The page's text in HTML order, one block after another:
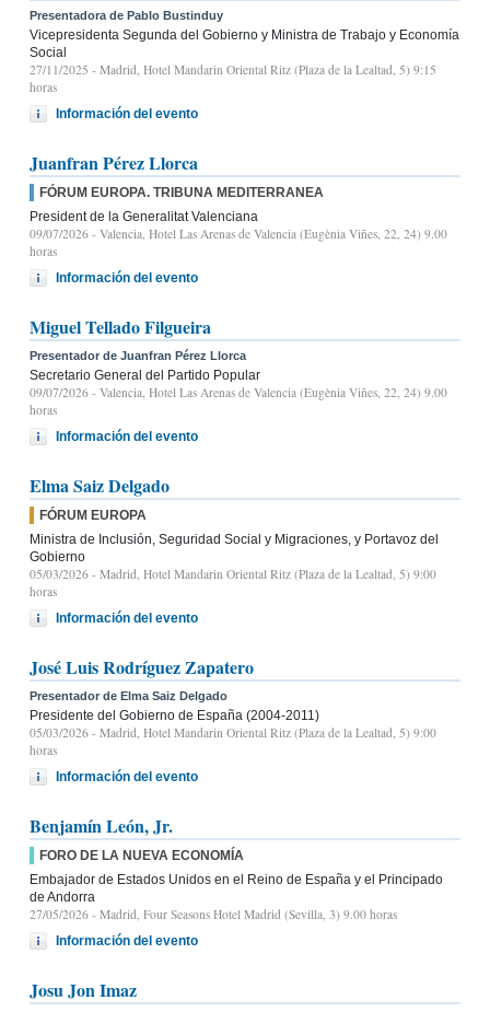
Presentadora de Pablo Bustinduy
Vicepresidenta Segunda del Gobierno y Ministra de Trabajo y Economía
Social
27/11/2025 - Madrid, Hotel Mandarin Oriental Ritz (Plaza de la Lealtad, 5) 9:15
horas
Información del evento
Juanfran Pérez Llorca
FÓRUM EUROPA. TRIBUNA MEDITERRANEA
President de la Generalitat Valenciana
09/07/2026 - Valencia, Hotel Las Arenas de Valencia (Eugènia Viñes, 22, 24) 9.00
horas
Información del evento
Miguel Tellado Filgueira
Presentador de Juanfran Pérez Llorca
Secretario General del Partido Popular
09/07/2026 - Valencia, Hotel Las Arenas de Valencia (Eugènia Viñes, 22, 24) 9.00
horas
Información del evento
Elma Saiz Delgado
FÓRUM EUROPA
Ministra de Inclusión, Seguridad Social y Migraciones, y Portavoz del
Gobierno
05/03/2026 - Madrid, Hotel Mandarin Oriental Ritz (Plaza de la Lealtad, 5) 9:00
horas
Información del evento
José Luis Rodríguez Zapatero
Presentador de Elma Saiz Delgado
Presidente del Gobierno de España (2004-2011)
05/03/2026 - Madrid, Hotel Mandarin Oriental Ritz (Plaza de la Lealtad, 5) 9:00
horas
Información del evento
Benjamín León, Jr.
FORO DE LA NUEVA ECONOMÍA
Embajador de Estados Unidos en el Reino de España y el Principado
de Andorra
27/05/2026 - Madrid, Four Seasons Hotel Madrid (Sevilla, 3) 9.00 horas
Información del evento
Josu Jon Imaz